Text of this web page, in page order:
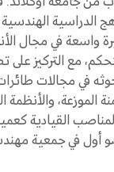
الدراسية
واسعة في مجال
مع التركيز على
في مجالات
الموزعة، والأنظمة
القيادية
أول في جمعية